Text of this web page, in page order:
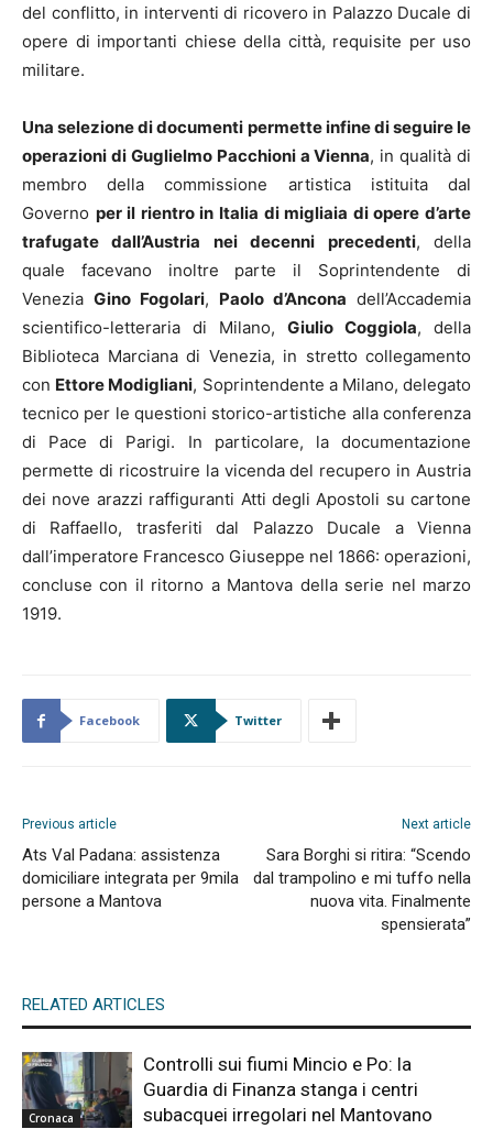
del conflitto, in interventi di ricovero in Palazzo Ducale di
opere di importanti chiese della città, requisite per uso
militare.
Una selezione di documenti permette infine di seguire le
operazioni di Guglielmo Pacchioni a Vienna, in qualità di
membro della commissione artistica istituita dal
Governo per il rientro in Italia di migliaia di opere d’arte
trafugate dall’Austria nei decenni precedenti, della
quale facevano inoltre parte il Soprintendente di
Venezia Gino Fogolari, Paolo d’Ancona dell’Accademia
scientifico-letteraria di Milano, Giulio Coggiola, della
Biblioteca Marciana di Venezia, in stretto collegamento
con Ettore Modigliani, Soprintendente a Milano, delegato
tecnico per le questioni storico-artistiche alla conferenza
di Pace di Parigi. In particolare, la documentazione
permette di ricostruire la vicenda del recupero in Austria
dei nove arazzi raffiguranti Atti degli Apostoli su cartone
di Raffaello, trasferiti dal Palazzo Ducale a Vienna
dall’imperatore Francesco Giuseppe nel 1866: operazioni,
concluse con il ritorno a Mantova della serie nel marzo
1919.
Facebook Twitter
Previous article
Ats Val Padana: assistenza
domiciliare integrata per 9mila
persone a Mantova
Next article
Sara Borghi si ritira: “Scendo
dal trampolino e mi tuffo nella
nuova vita. Finalmente
spensierata”
RELATED ARTICLES
Cronaca
Controlli sui fiumi Mincio e Po: la
Guardia di Finanza stanga i centri
subacquei irregolari nel Mantovano